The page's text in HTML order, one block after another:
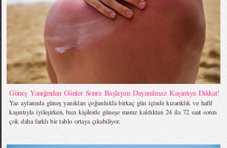
Güneş Yanığından Günler Sonra Başlayan Dayanılmaz Kaşıntıya Dikkat!
Yaz aylarında güneş yanıkları çoğunlukla birkaç gün içinde kızarıklık ve hafif
kaşıntıyla iyileşirken, bazı kişilerde güneşe maruz kaldıktan 24 ila 72 saat sonra
çok daha farklı bir tablo ortaya çıkabiliyor.